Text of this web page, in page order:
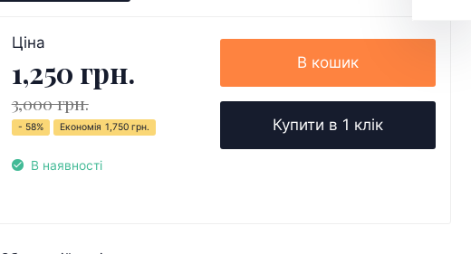
Ціна
1,250 грн.
3,000 грн.
- 58% Економія 1,750 грн.
В наявності
В кошик
Купити в 1 клік